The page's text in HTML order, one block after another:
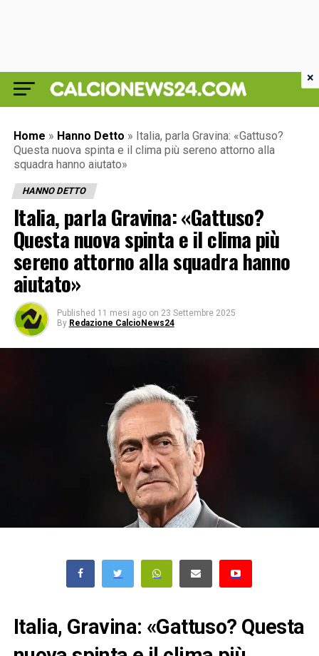
Home » Hanno Detto » Italia, parla Gravina: «Gattuso?
Questa nuova spinta e il clima più sereno attorno alla
squadra hanno aiutato»
HANNO DETTO
Italia, parla Gravina: «Gattuso?
Questa nuova spinta e il clima più
sereno attorno alla squadra hanno
aiutato»
Published 11 mesi ago on 23 Settembre 2025
By Redazione CalcioNews24
Italia, Gravina: «Gattuso? Questa
×